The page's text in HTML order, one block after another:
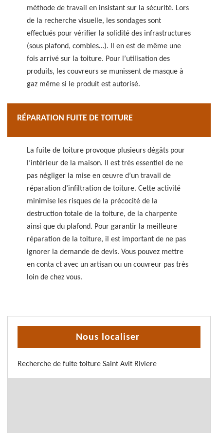
méthode de travail en insistant sur la sécurité. Lors
de la recherche visuelle, les sondages sont
effectués pour vérifier la solidité des infrastructures
(sous plafond, combles…). Il en est de même une
fois arrivé sur la toiture. Pour l’utilisation des
produits, les couvreurs se munissent de masque à
gaz même si le produit est autorisé.
RÉPARATION FUITE DE TOITURE
La fuite de toiture provoque plusieurs dégâts pour
l’intérieur de la maison. Il est très essentiel de ne
pas négliger la mise en œuvre d’un travail de
réparation d’infiltration de toiture. Cette activité
minimise les risques de la précocité de la
destruction totale de la toiture, de la charpente
ainsi que du plafond. Pour garantir la meilleure
réparation de la toiture, il est important de ne pas
ignorer la demande de devis. Vous pouvez mettre
en conta ct avec un artisan ou un couvreur pas très
loin de chez vous.
Nous localiser
Recherche de fuite toiture Saint Avit Riviere